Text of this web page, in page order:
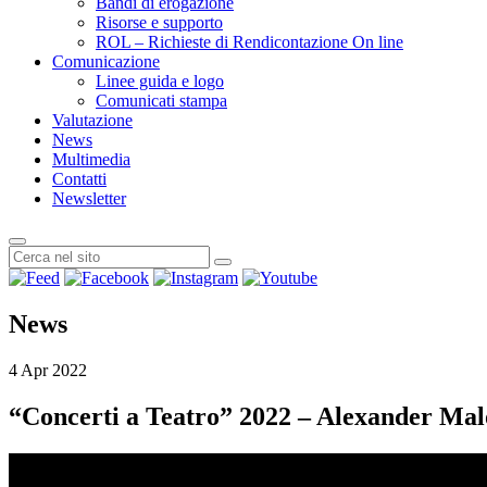
Risorse e supporto
ROL – Richieste di Rendicontazione On line
Comunicazione
Linee guida e logo
Comunicati stampa
Valutazione
News
Multimedia
Contatti
Newsletter
News
4 Apr 2022
“Concerti a Teatro” 2022 – Alexander